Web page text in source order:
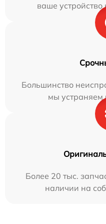
ваше
Большинство
мы устраняем
Более 20 тыс.
наличии на